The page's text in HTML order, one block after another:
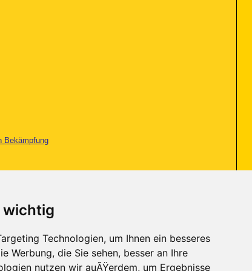
wichtig
Technologien, um Ihnen ein besseres
Werbung, die Sie sehen, besser an Ihre
nutzen wir auÃŸerdem, um Ergebnisse
Bekämpfung
Seite 5 von 7